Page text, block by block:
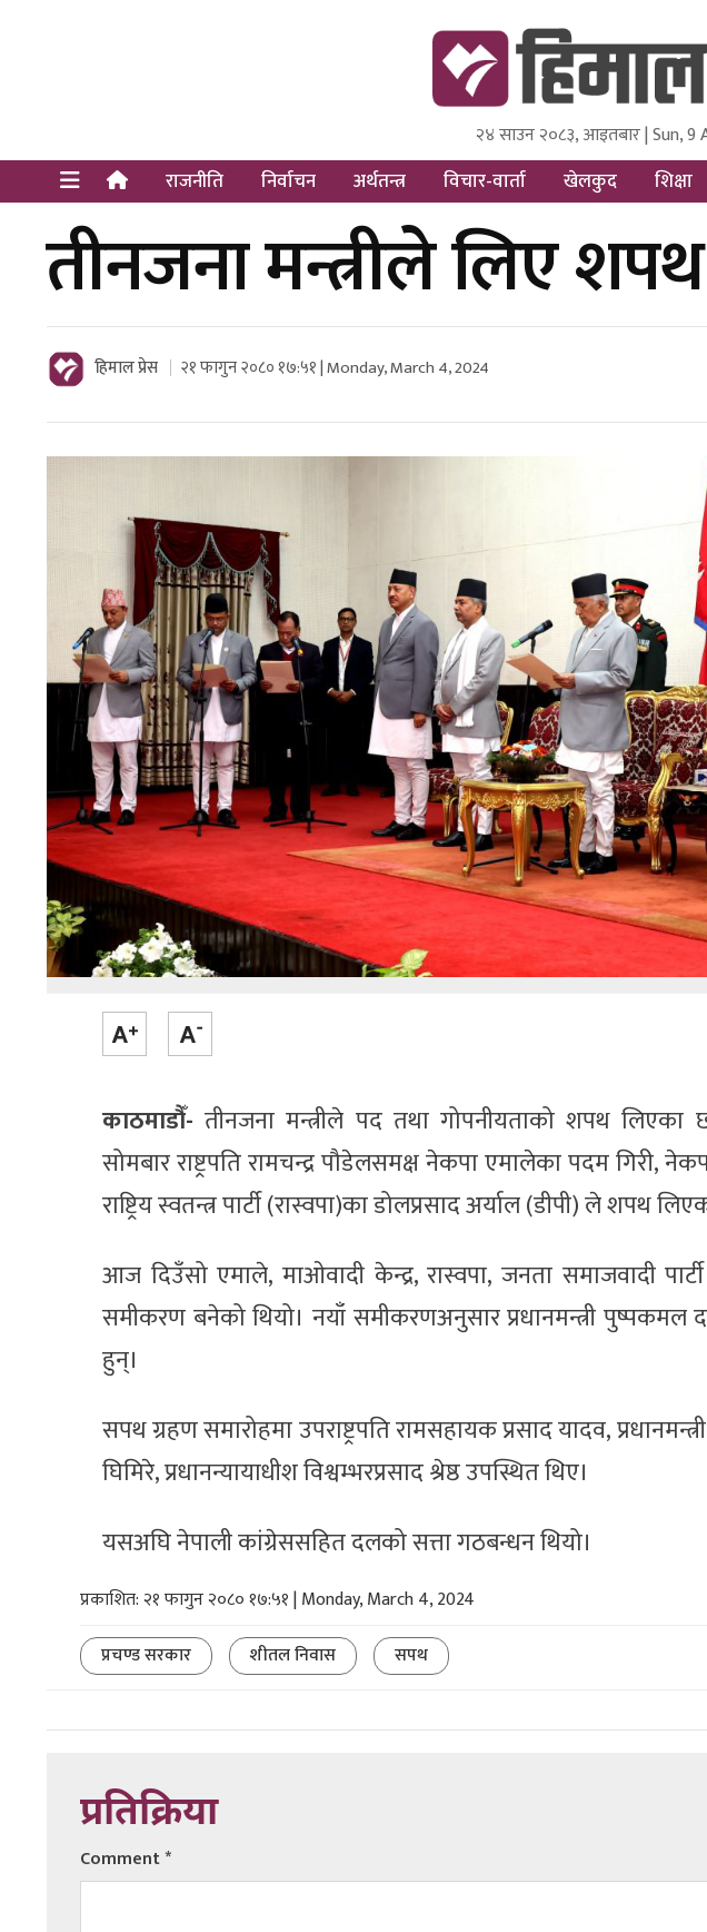
Himal Press
Dot NewsyNepal Media and
२४ साउन २०८३, आइतबार | Sun, 9
राजनीति निर्वाचन अर्थतन्त्र विचार-वार्ता खेलकुद शिक्षा
तीनजना मन्त्रीले लिए शपथ
हिमाल प्रेस २१ फागुन २०८० १७:५१ | Monday, March 4, 2024
काठमाडौँ- तीनजना मन्त्रीले पद तथा गोपनीयताको शपथ लिएका
सोमबार राष्ट्रपति रामचन्द्र पौडेलसमक्ष नेकपा एमालेका पदम गिरी,
राष्ट्रिय स्वतन्त्र पार्टी (रास्वपा)का डोलप्रसाद अर्याल (डीपी) ले शपथ
आज दिउँसो एमाले, माओवादी केन्द्र, रास्वपा, जनता समाजवादी
समीकरण बनेको थियो। नयाँ समीकरणअनुसार प्रधानमन्त्री पुष्पकमल
हुन्।
सपथ ग्रहण समारोहमा उपराष्ट्रपति रामसहायक प्रसाद यादव,
घिमिरे, प्रधानन्यायाधीश विश्वम्भरप्रसाद श्रेष्ठ उपस्थित थिए।
यसअघि नेपाली कांग्रेससहित दलको सत्ता गठबन्धन थियो।
प्रकाशित: २१ फागुन २०८० १७:५१ | Monday, March 4, 2024
प्रचण्ड सरकार
शीतल निवास सपथ
प्रतिक्रिया
Comment*